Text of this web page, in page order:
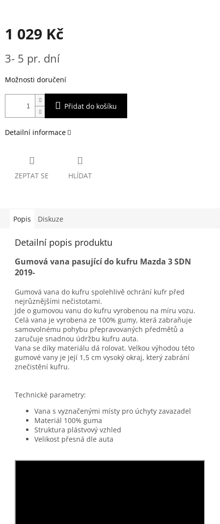
1 029 Kč
cena:
3- 5 pr. dní
Možnosti doručení
Přidat do košíku
Detailní informace
ZEPTAT SE HLÍDAT
Popis Diskuze
Detailní popis produktu
Gumová vana pasující do kufru Mazda 3 SDN
2019-
Gumová vana do kufru spolehlivě ochrání kufr před
nejrůznějšími nečistotami.
Jde o gumovou vanu do kufru vyrobenou na míru vozu.
Celá vana je vyrobena ze 100% gumy, která zabraňuje
samovolnému pohybu přepravovaných předmětů a
zaručuje snadnou údržbu kufru auta.
Vana se díky materiálu dá rolovat. Velkou výhodou této
gumové vany je její 1,5 cm vysoký okraj, který zabrání
znečistění kufru.
Technické parametry:
Vana s vyznačenými místy pro úchyty zavazadel
Materiál 100% guma
Struktura plástvový vzhled
Velikost přesná dle auta